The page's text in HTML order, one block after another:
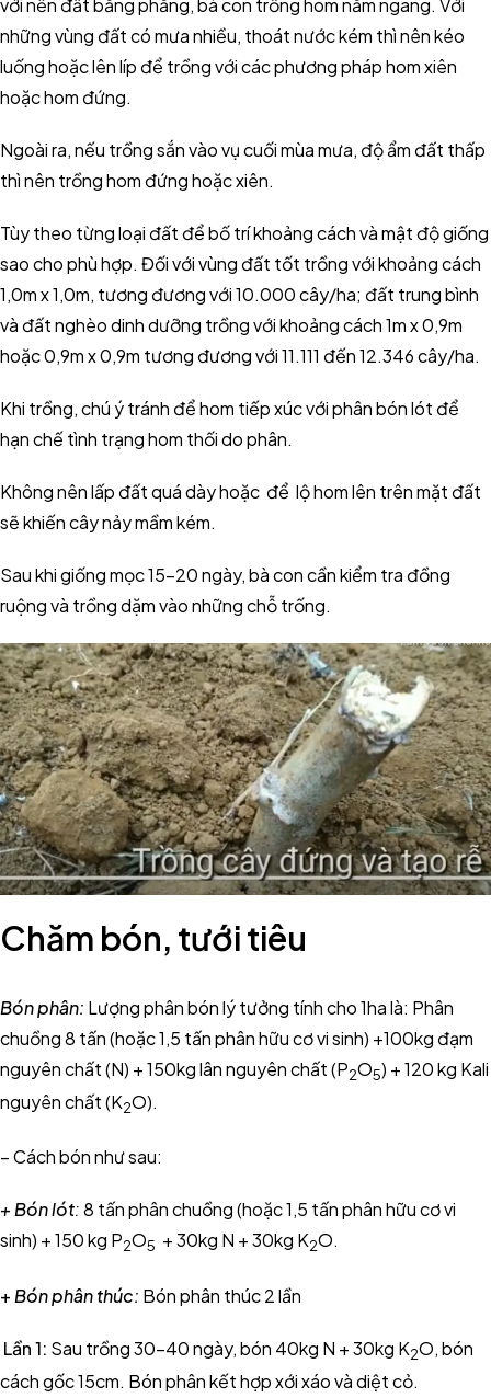
với nền đất bằng phẳng, bà con trồng hom nằm ngang. Với
những vùng đất có mưa nhiều, thoát nước kém thì nên kéo
luống hoặc lên líp để trồng với các phương pháp hom xiên
hoặc hom đứng.
Ngoài ra, nếu trồng sắn vào vụ cuối mùa mưa, độ ẩm đất thấp
thì nên trồng hom đứng hoặc xiên.
Tùy theo từng loại đất để bố trí khoảng cách và mật độ giống
sao cho phù hợp. Đối với vùng đất tốt trồng với khoảng cách
1,0m x 1,0m, tương đương với 10.000 cây/ha; đất trung bình
và đất nghèo dinh dưỡng trồng với khoảng cách 1m x 0,9m
hoặc 0,9m x 0,9m tương đương với 11.111 đến 12.346 cây/ha.
Khi trồng, chú ý tránh để hom tiếp xúc với phân bón lót để
hạn chế tình trạng hom thối do phân.
Không nên lấp đất quá dày hoặc để lộ hom lên trên mặt đất
sẽ khiến cây nảy mầm kém.
Sau khi giống mọc 15-20 ngày, bà con cần kiểm tra đồng
ruộng và trồng dặm vào những chỗ trống.
Chăm bón, tưới tiêu
Bón phân: Lượng phân bón lý tưởng tính cho 1ha là: Phân
chuồng 8 tấn (hoặc 1,5 tấn phân hữu cơ vi sinh) +100kg đạm
nguyên chất (N) + 150kg lân nguyên chất (P2O5) + 120 kg Kali
nguyên chất (K2O).
– Cách bón như sau:
+ Bón lót:8 tấn phân chuồng (hoặc 1,5 tấn phân hữu cơ vi
sinh) + 150 kg P2O5 + 30kg N + 30kg K2O.
+ Bón phân thúc: Bón phân thúc 2 lần
Lần 1: Sau trồng 30-40 ngày, bón 40kg N + 30kg K2O, bón
cách gốc 15cm. Bón phân kết hợp xới xáo và diệt cỏ.